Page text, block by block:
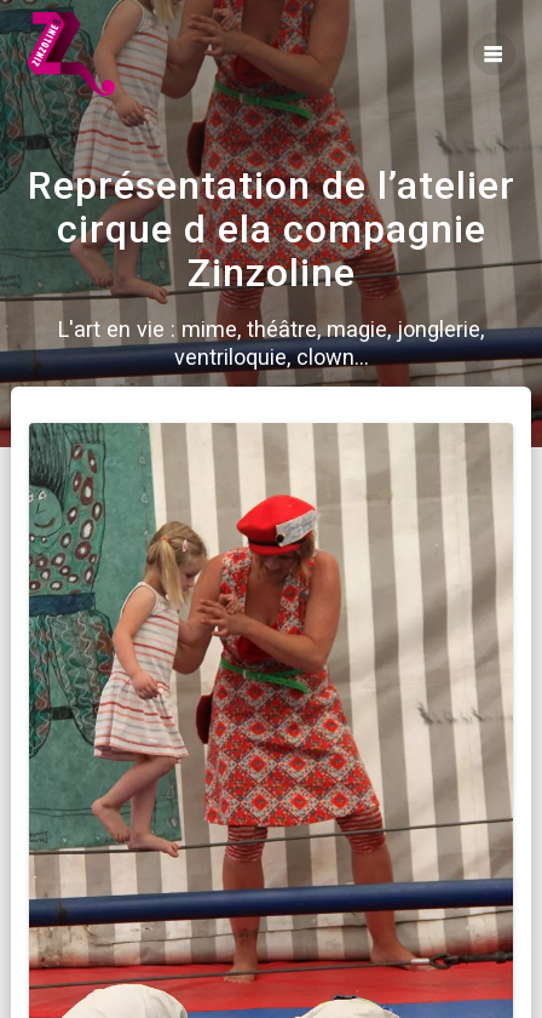
Skip
to
content
Représentation de l’atelier
cirque d ela compagnie
Zinzoline
L'art en vie : mime, théâtre, magie, jonglerie,
ventriloquie, clown...